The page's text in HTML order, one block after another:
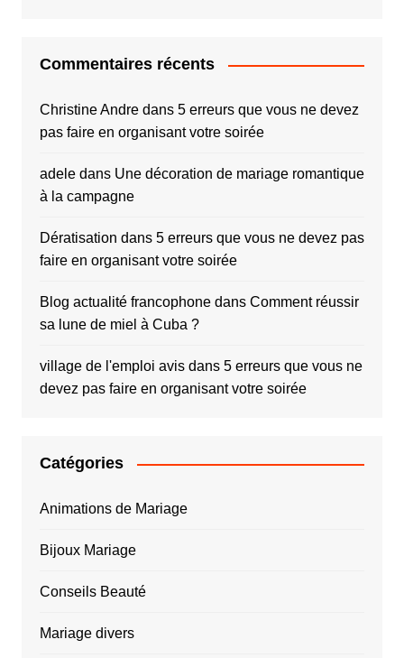
Commentaires récents
Christine Andredans 5 erreurs que vous ne devez
pas faire en organisant votre soirée
adeledans Une décoration de mariage romantique
à la campagne
Dératisation dans 5 erreurs que vous ne devez pas
faire en organisant votre soirée
Blog actualité francophonedans Comment réussir
sa lune de miel à Cuba ?
village de l'emploi avisdans 5 erreurs que vous ne
devez pas faire en organisant votre soirée
Catégories
Animations de Mariage
Bijoux Mariage
Conseils Beauté
Mariage divers